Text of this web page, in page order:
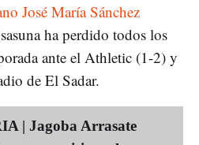
José María Sánchez
ha perdido todos los
ante el Athletic (1-2) y
de El Sadar.
| Jagoba Arrasate